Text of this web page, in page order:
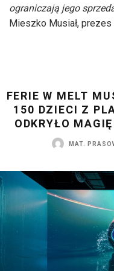
ograniczają jego
Mieszko Musiał,
FERIE W MELT
150 DZIECI Z
ODKRYŁO
MAT.